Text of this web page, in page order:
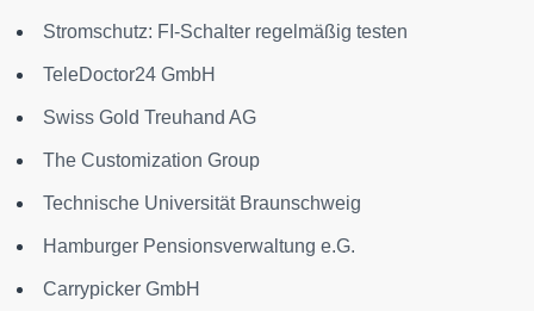
Stromschutz: FI-Schalter regelmäßig testen
TeleDoctor24 GmbH
Swiss Gold Treuhand AG
The Customization Group
Technische Universität Braunschweig
Hamburger Pensionsverwaltung e.G.
Carrypicker GmbH